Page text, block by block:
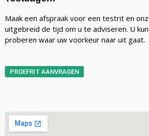
Maak een afspraak voor een testrit en
uitgebreid de tijd om u te adviseren. U
proberen waar uw voorkeur naar uit gaat.
PROEFRIT AANVRAGEN